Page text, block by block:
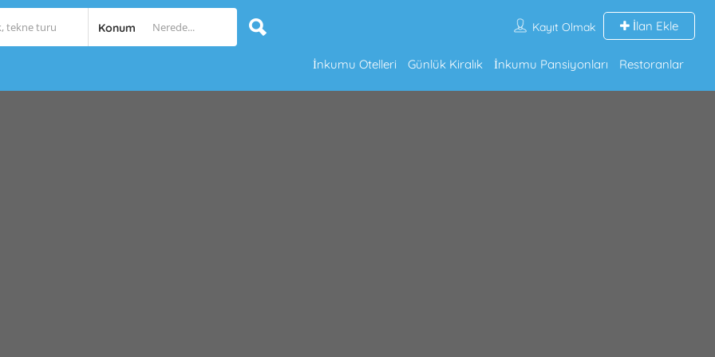
Konum Kayıt Olmak İlan Ekle
İnkumu Otelleri Günlük Kiralık İnkumu Pansiyonları Restoranlar